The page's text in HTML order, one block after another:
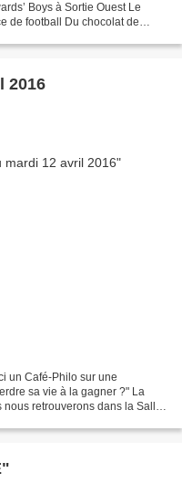
Boys à Sortie Ouest Le
de football Du chocolat de
2016
un Café-Philo sur une
sa vie à la gagner ?" La
retrouverons dans la Salle